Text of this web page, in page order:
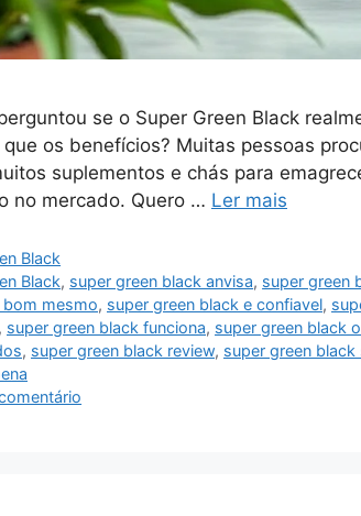
se o Super Green Black
os benefícios? Muitas pessoas
suplementos e chás para
no mercado. Quero … Ler mais
Black
Black, super green black anvisa, super green
mesmo, super green black e confiavel,
super green black funciona, super green black
, super green black review, super green black